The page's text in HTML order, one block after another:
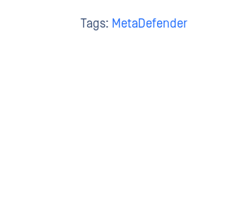
Tags: MetaDefender